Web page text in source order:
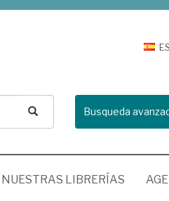
ES
Busqueda
NUESTRAS LIBRERÍAS